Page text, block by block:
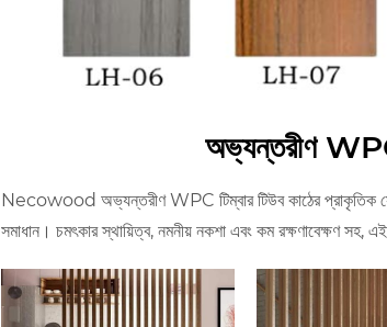
অভ্যন্তরীণ WPC
Necowood অভ্যন্তরীণ WPC টিম্বার টিউব কাঠের প্রাকৃতিক
সমাধান। চমৎকার স্থায়িত্ব, নমনীয় নকশা এবং কম রক্ষণাবেক্ষণ সহ,